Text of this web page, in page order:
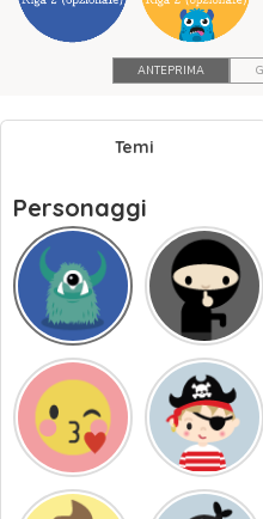
ANTEPRIMA
Temi
Personaggi